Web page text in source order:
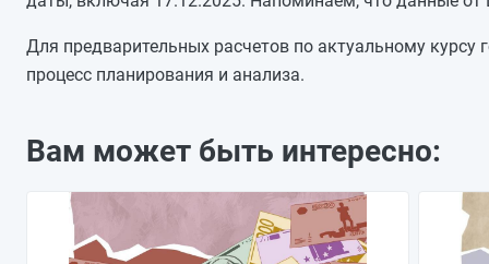
07.12.2025
06.12.2025
04.12.2025
Для предварительных расчетов по актуальному курсу
процесс планирования и анализа.
Вам может быть интересно: